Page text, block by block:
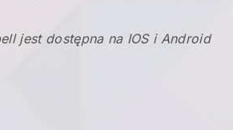
jest dostępna na IOS i Android